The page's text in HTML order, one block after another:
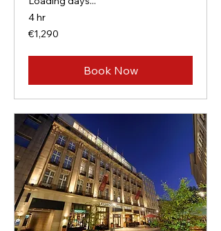
4 hr
1,290
euros
€1,290
Book Now